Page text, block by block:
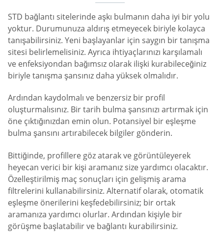
STD bağlantı sitelerinde aşkı bulmanın daha iyi bir yolu
yoktur. Durumunuza aldırış etmeyecek biriyle kolayca
tanışabilirsiniz. Yeni başlayanlar için saygın bir tanışma
sitesi belirlemelisiniz. Ayrıca ihtiyaçlarınızı karşılamalı
ve enfeksiyondan bağımsız olarak ilişki kurabileceğiniz
biriyle tanışma şansınız daha yüksek olmalıdır.
Ardından kaydolmalı ve benzersiz bir profil
oluşturmalısınız. Bir tarih bulma şansınızı artırmak için
öne çıktığınızdan emin olun. Potansiyel bir eşleşme
bulma şansını artırabilecek bilgiler gönderin.
Bittiğinde, profillere göz atarak ve görüntüleyerek
heyecan verici bir kişi aramanız size yardımcı olacaktır.
Özelleştirilmiş maç sonuçları için gelişmiş arama
filtrelerini kullanabilirsiniz. Alternatif olarak, otomatik
eşleşme önerilerini keşfedebilirsiniz; bir ortak
aramanıza yardımcı olurlar. Ardından kişiyle bir
görüşme başlatabilir ve bağlantı kurabilirsiniz.